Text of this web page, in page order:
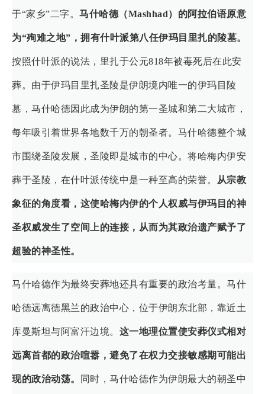
于“家乡”二字。 马什哈德（Mashhad）的阿拉伯语原意
为“殉难之地”，拥有什叶派第八任伊玛目里扎的陵墓。
按照什叶派的说法，里扎于公元818年被毒死后在此安
葬。由于伊玛目里扎圣陵是伊朗境内唯一的伊玛目陵
墓，马什哈德因此成为伊朗的第一圣城和第二大城市，
每年吸引着世界各地数千万的朝圣者。马什哈德整个城
市围绕圣陵发展，圣陵即是城市的中心。将哈梅内伊安
葬于圣陵，在什叶派传统中是一种至高的荣誉。 从宗教
象征的角度看，这使哈梅内伊的个人权威与伊玛目的神
圣权威发生了空间上的连接，从而为其政治遗产赋予了
超验的神圣性。
马什哈德作为最终安葬地还具有重要的政治考量。马什
哈德远离德黑兰的政治中心，位于伊朗东北部，靠近土
库曼斯坦与阿富汗边境。 这一地理位置使安葬仪式相对
远离首都的政治喧嚣，避免了在权力交接敏感期可能出
现的政治动荡。 同时，马什哈德作为伊朗最大的朝圣中